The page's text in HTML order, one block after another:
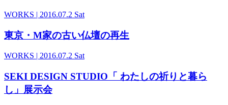
WORKS | 2016.07.2 Sat
東京・M家の古い仏壇の再生
WORKS | 2016.07.2 Sat
SEKI DESIGN STUDIO「 わたしの祈りと暮ら
し」展示会